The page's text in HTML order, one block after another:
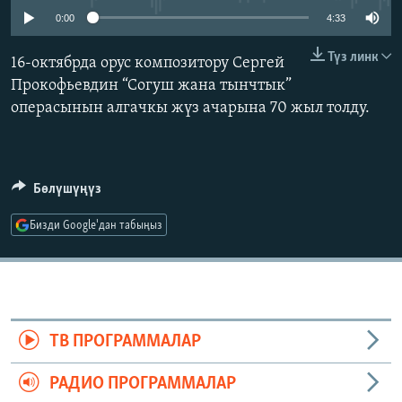
ЭЖЕ-СИҢДИЛЕР
ЫҢГАЙСЫЗ СУРООЛОР
ОНЛАЙН ШЕРИНЕ
0:00 4:33
Түз линк
16-октябрда орус композитору Сергей
Прокофьевдин “Согуш жана тынчтык”
операсынын алгачкы жүз ачарына 70 жыл толду.
Бөлүшүңүз
Бизди Google'дан табыңыз
ТВ ПРОГРАММАЛАР
РАДИО ПРОГРАММАЛАР